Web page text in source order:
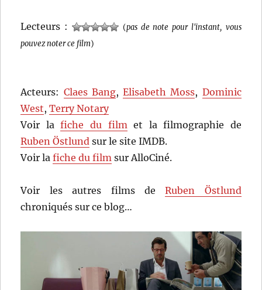
Lecteurs : (pas de note pour l'instant, vous
pouvez noter ce film)
Acteurs: Claes Bang,Elisabeth Moss, Dominic
West,Terry Notary
Voir lafiche du film et la filmographie de
Ruben Östlund sur le site IMDB.
Voir lafiche du film sur AlloCiné.
Voir les autres films deRuben Östlund
chroniqués sur ce blog…